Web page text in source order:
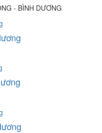
- BÌNH DƯƠNG